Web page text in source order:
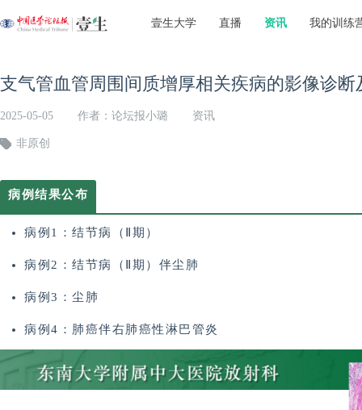
壹生大学 直播 资讯 我的训练
支气管血管周围间质增厚相关疾病的影像诊断
2025-05-05 作者：论坛报小璐 资讯
非原创
病例结果公布
病例1：结节病（Ⅱ期）
病例2： 结节病（Ⅱ期）伴尘肺
病例3：尘肺
病例4： 肺癌伴右肺癌性淋巴管炎